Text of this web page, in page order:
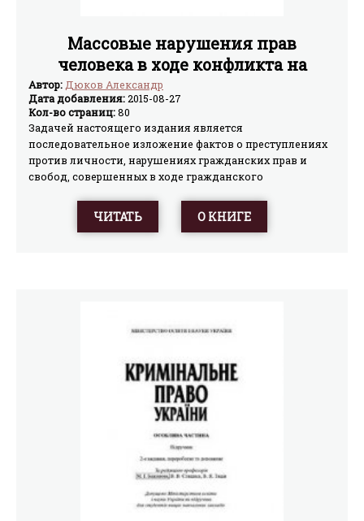
Массовые нарушения прав
человека в ходе конфликта на
Украине. 2013-2014
Автор: Дюков Александр
Дата добавления:2015-08-27
Кол-во страниц:80
Задачей настоящего издания является
последовательное изложение фактов о преступлениях
против личности, нарушениях гражданских прав и
свобод, совершенных в ходе гражданского
включена информация о нарушающих международные
нормы в области прав человека действиях
организациям лучше осознать характер происходящих
на Украине массовых нарушений прав человека и
сосредоточить свои усилия на предотвращение
дальнейшей эскалации насилия и преступлений
ЧИТАТЬ О КНИГЕ